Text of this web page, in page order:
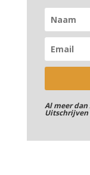
Al meer dan
Uitschrijven